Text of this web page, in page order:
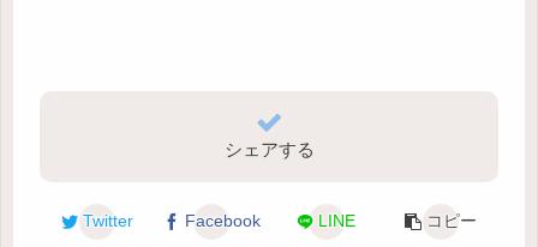
シェアする
Twitter Facebook LINE コピー